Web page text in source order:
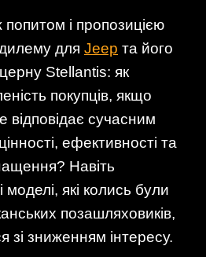
і пропозицією
для Jeep та його
Stellantis: як
покупців, якщо
відповідає сучасним
ефективності та
Навіть
моделі, які колись були
позашляховиків,
зі зниженням інтересу.